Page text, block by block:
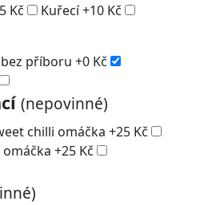
Kč Kuřecí+10 Kč
příboru +0 Kč
(nepovinné)
chilli omáčka +25 Kč
+25 Kč